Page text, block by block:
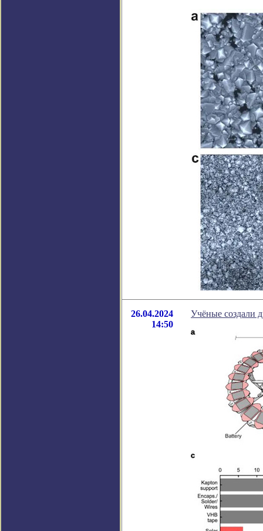
26.04.2024
14:50
Учёные создали